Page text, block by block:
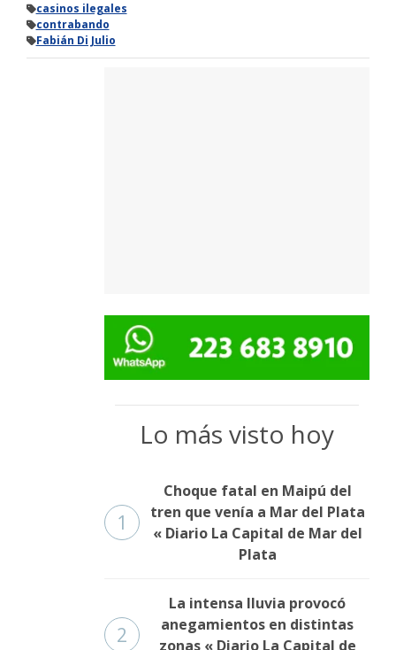
casinos ilegales
contrabando
Fabián Di Julio
Lo más visto hoy
1
Choque fatal en Maipú del
tren que venía a Mar del Plata
« Diario La Capital de Mar del
Plata
2
La intensa lluvia provocó
anegamientos en distintas
zonas « Diario La Capital de